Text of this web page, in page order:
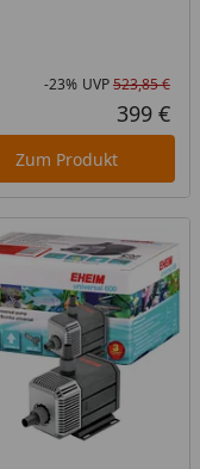
Preis
-23% UVP523,85 €
399 €
Zum Produkt